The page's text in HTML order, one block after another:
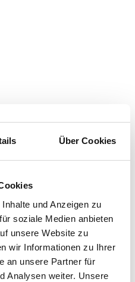
Über Cookies
und Anzeigen zu
soziale Medien anbieten
unsere Website zu
wir Informationen zu Ihrer
an unsere Partner für
Analysen weiter. Unsere
Kinderzimmer
Bakterien